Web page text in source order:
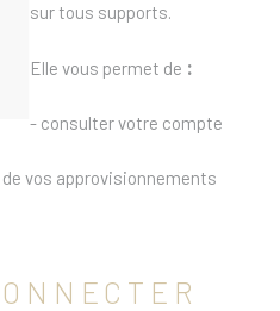
sur tous supports.
Elle vous permet de :
- consulter votre compte
vos approvisionnements